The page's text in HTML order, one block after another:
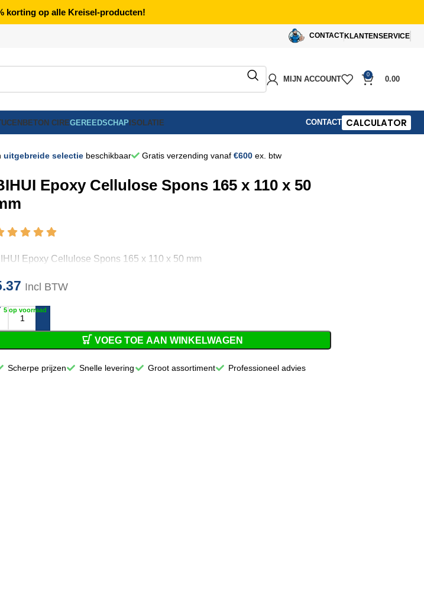
korting op alle Kreisel-producten!
CONTACT KLANTENSERVICE
MIJN ACCOUNT
0
0.00
BETON CIREGEREEDSCHAPISOLATIE CONTACT CALCULATOR
uitgebreide selectiebeschikbaar Gratis verzending vanaf €600ex. btw
Epoxy Cellulose Spons 165 x 110 x 50
Epoxy Cellulose Spons 165 x 110 x 50 mm
Incl BTW
5 op voorraad
VOEG TOE AAN WINKELWAGEN
Scherpe prijzen Snelle levering Groot assortiment Professioneel advies